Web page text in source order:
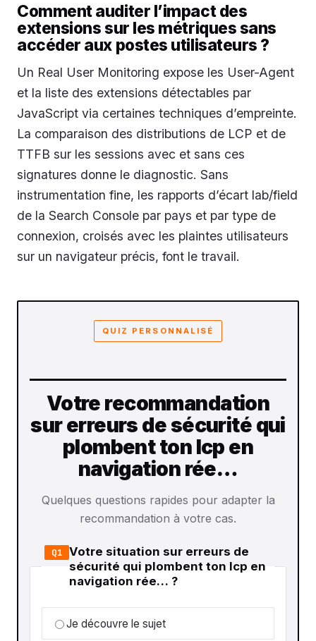
Comment auditer l’impact des
extensions sur les métriques sans
accéder aux postes utilisateurs ?
Un Real User Monitoring expose les User-Agent
et la liste des extensions détectables par
JavaScript via certaines techniques d’empreinte.
La comparaison des distributions de LCP et de
TTFB sur les sessions avec et sans ces
signatures donne le diagnostic. Sans
instrumentation fine, les rapports d’écart lab/field
de la Search Console par pays et par type de
connexion, croisés avec les plaintes utilisateurs
sur un navigateur précis, font le travail.
QUIZ PERSONNALISÉ
Votre recommandation
sur erreurs de sécurité qui
plombent ton lcp en
navigation rée…
Quelques questions rapides pour adapter la
recommandation à votre cas.
Q1 Votre situation sur erreurs de
sécurité qui plombent ton lcp en
navigation rée… ?
Je découvre le sujet